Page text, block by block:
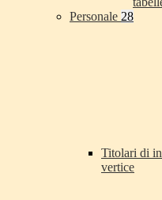
Personale 28
Titolari di
vertice